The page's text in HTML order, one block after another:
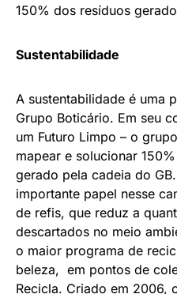
150% dos resíduos
Sustentabilidade
A sustentabilidade é uma
Grupo Boticário. Em seu
um Futuro Limpo – o
mapear e solucionar
gerado pela cadeia do
importante papel nesse
de refis, que reduz a
descartados no meio
o maior programa de
beleza, em pontos de
Recicla. Criado em 2006,